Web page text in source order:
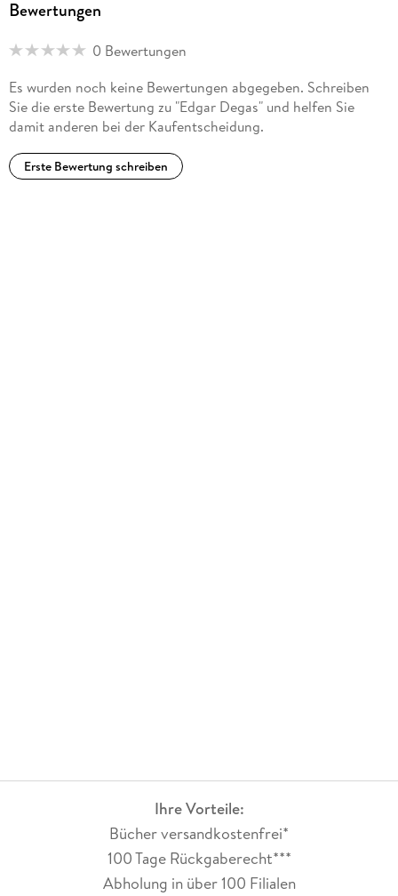
Bewertungen
0 Bewertungen
Es wurden noch keine Bewertungen abgegeben. Schreiben
Sie die erste Bewertung zu "Edgar Degas" und helfen Sie
damit anderen bei der Kaufentscheidung.
Erste Bewertung schreiben
Ihre Vorteile:
Bücher versandkostenfrei*
100 Tage Rückgaberecht***
Abholung in über 100 Filialen